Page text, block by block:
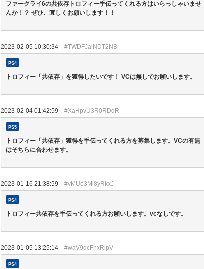
ファークライ6の共依存トロフィー手伝ってくれる方はいらっしゃいませ
んか！？ ぜひ、宜しくお願いします！！
2023-02-05 10:30:34 #TWDFJalNDT2NB
PS4
トロフィー「共依存」を獲得したいです！ VCは無しでお願いします。
2023-02-04 01:42:59 #XaHpvU3R0RDdR
PS5
トロフィー「共依存」獲得を手伝ってくれる方を募集します。VCの有無
はそちらに合わせます。
2023-01-16 21:38:59 #vMUo3Ml8yRkxJ
PS4
トロフィー共依存を手伝ってくれる方お願いします。vcなしです。
2023-01-05 13:25:14 #waV9qcFhxRlpV
PS4